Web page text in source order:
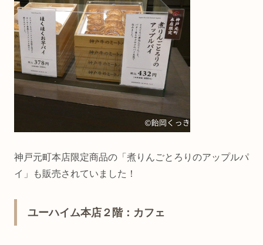
神戸元町本店限定商品の「煮りんごとろりのアップルパ
イ」も販売されていました！
ユーハイム本店２階：カフェ